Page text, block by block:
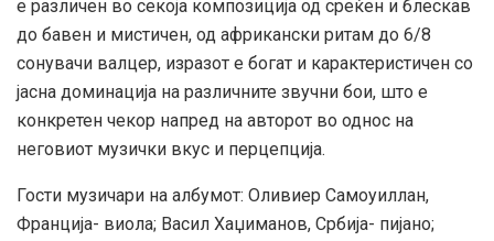
е различен во секоја композиција од среќен и блескав
до бавен и мистичен, од африкански ритам до 6/8
сонувачи валцер, изразот е богат и карактеристичен со
јасна доминација на различните звучни бои, што е
конкретен чекор напред на авторот во однос на
неговиот музички вкус и перцепција.
Гости музичари на албумот: Оливиер Самоуиллан,
Франција- виола; Васил Хаџиманов, Србија- пијано;